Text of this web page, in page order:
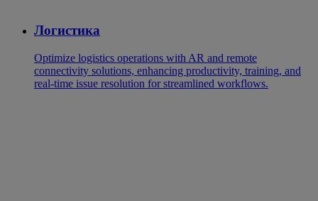
Логистика
Optimize logistics operations with AR and remote
connectivity solutions, enhancing productivity, training, and
real-time issue resolution for streamlined workflows.